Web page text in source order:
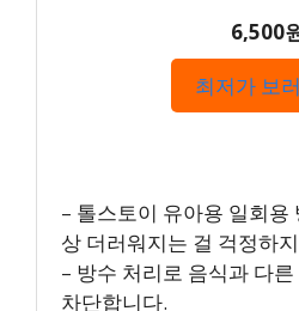
6,500
최저가 보
– 톨스토이 유아용 일회용
상 더러워지는 걸 걱정하
– 방수 처리로 음식과 다
차단합니다.